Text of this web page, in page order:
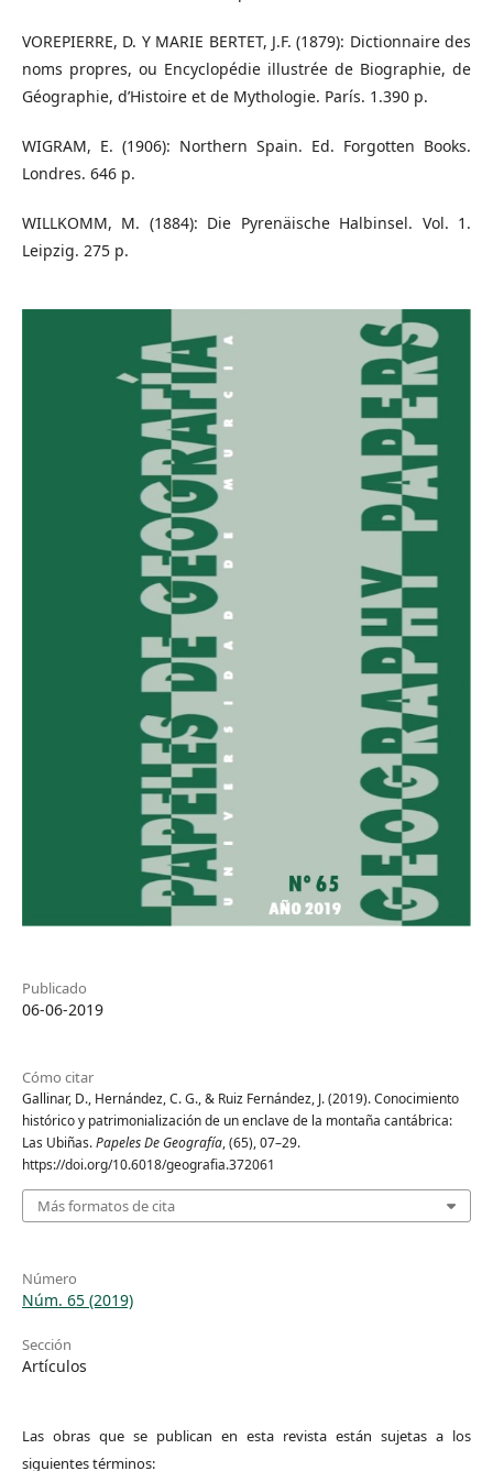
VOREPIERRE, D. Y MARIE BERTET, J.F. (1879): Dictionnaire des
noms propres, ou Encyclopédie illustrée de Biographie, de
Géographie, d’Histoire et de Mythologie. París. 1.390 p.
WIGRAM, E. (1906): Northern Spain. Ed. Forgotten Books.
Londres. 646 p.
WILLKOMM, M. (1884): Die Pyrenäische Halbinsel. Vol. 1.
Leipzig. 275 p.
Publicado
06-06-2019
Cómo citar
Gallinar, D., Hernández, C. G., & Ruiz Fernández, J. (2019). Conocimiento
histórico y patrimonialización de un enclave de la montaña cantábrica:
Las Ubiñas.Papeles De Geografía, (65), 07–29.
https://doi.org/10.6018/geografia.372061
Más formatos de cita
Número
Núm. 65 (2019)
Sección
Artículos
Las obras que se publican en esta revista están sujetas a los
siguientes términos: